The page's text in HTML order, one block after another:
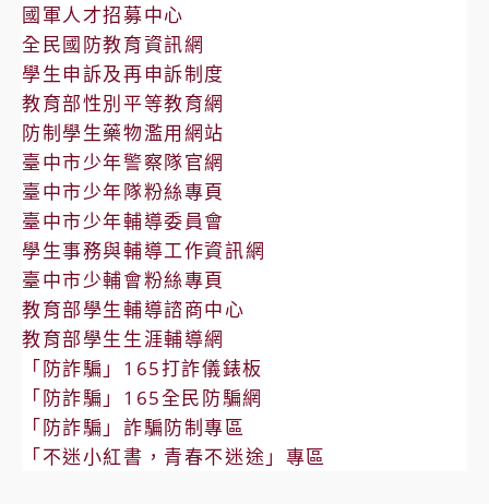
國軍人才招募中心
全民國防教育資訊網
學生申訴及再申訴制度
教育部性別平等教育網
防制學生藥物濫用網站
臺中市少年警察隊官網
臺中市少年隊粉絲專頁
臺中市少年輔導委員會
學生事務與輔導工作資訊網
臺中市少輔會粉絲專頁
教育部學生輔導諮商中心
教育部學生生涯輔導網
「防詐騙」165打詐儀錶板
「防詐騙」165全民防騙網
「防詐騙」詐騙防制專區
「不迷小紅書，青春不迷途」專區